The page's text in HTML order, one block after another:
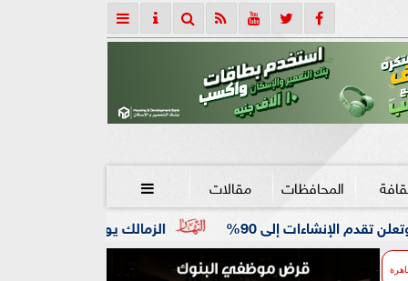
المحافظات مقالات 
الزمالك يواصل استعداداته للموسم الجديد..